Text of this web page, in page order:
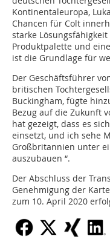
Kontinentaleuropa,
Chancen für Colt
starke
Produktpalette und
ist die Grundlage für
Der Geschäftsführer
britischen
Buckingham, fügte
Bezug auf die Zukunft
hat gezeigt, dass es
einsetzt, und ich sehe
Großbritannien unter
auszubauen “.
Der Abschluss der
Genehmigung der
zum 10. April 2020